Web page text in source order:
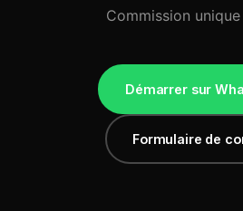
Commission
Démarrer sur
Formulaire de